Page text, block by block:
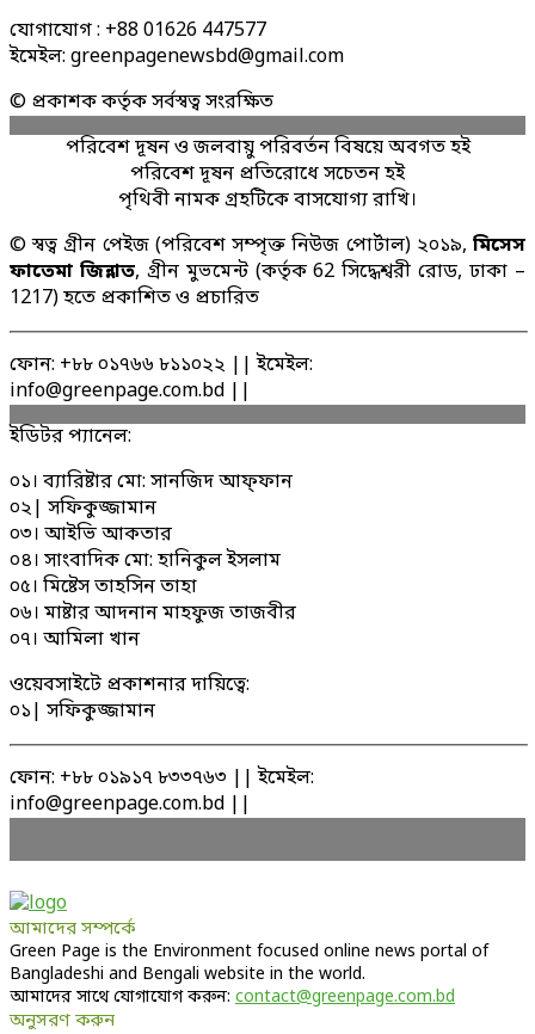
যোগাযোগ : +88 01626 447577
ইমেইল: greenpagenewsbd@gmail.com
© প্রকাশক কর্তৃক সর্বস্বত্ব সংরক্ষিত
পরিবেশ দূষন ও জলবায়ু পরিবর্তন বিষয়ে অবগত হই
পরিবেশ দূষন প্রতিরোধে সচেতন হই
পৃথিবী নামক গ্রহটিকে বাসযোগ্য রাখি।
© স্বত্ব গ্রীন পেইজ (পরিবেশ সম্পৃক্ত নিউজ পোর্টাল) ২০১৯, মিসেস
ফাতেমা জিন্নাত, গ্রীন মুভমেন্ট (কর্তৃক 62 সিদ্ধেশ্বরী রোড, ঢাকা –
1217) হতে প্রকাশিত ও প্রচারিত
ফোন: +৮৮ ০১৭৬৬ ৮১১০২২ || ইমেইল:
info@greenpage.com.bd ||
ইডিটর প্যানেল:
০১। ব্যারিষ্টার মো: সানজিদ আফ্ফান
০২| সফিকুজ্জামান
০৩। আইভি আকতার
০৪। সাংবাদিক মো: হানিকুল ইসলাম
০৫। মিষ্টেস তাহসিন তাহা
০৬। মাষ্টার আদনান মাহফুজ তাজবীর
০৭। আমিলা খান
ওয়েবসাইটে প্রকাশনার দায়িত্বে:
০১| সফিকুজ্জামান
ফোন: +৮৮ ০১৯১৭ ৮৩৩৭৬৩ || ইমেইল:
info@greenpage.com.bd ||
আমাদের সম্পর্কে
Green Page is the Environment focused online news portal of
Bangladeshi and Bengali website in the world.
আমাদের সাথে যোগাযোগ করুন: contact@greenpage.com.bd
অনুসরণ করুন